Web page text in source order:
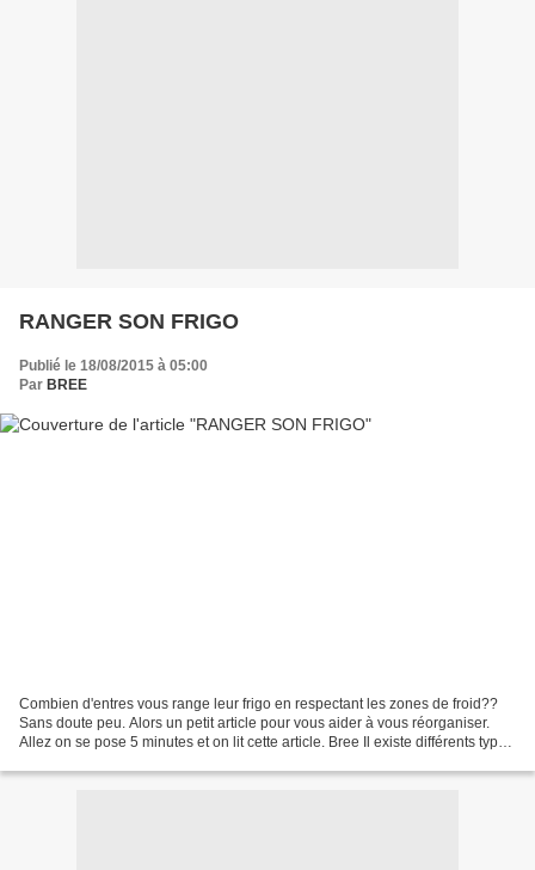
RANGER SON FRIGO
Publié le 18/08/2015 à 05:00
Par BREE
Combien d'entres vous range leur frigo en respectant les zones de froid??
Sans doute peu. Alors un petit article pour vous aider à vous réorganiser.
Allez on se pose 5 minutes et on lit cette article. Bree Il existe différents types